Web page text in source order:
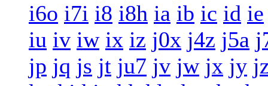
i6o i7i i8 i8h ia ib ic id ie
iu iv iw ix iz j0x j4z j5a
jp jq js jt ju7 jv jw jx jy